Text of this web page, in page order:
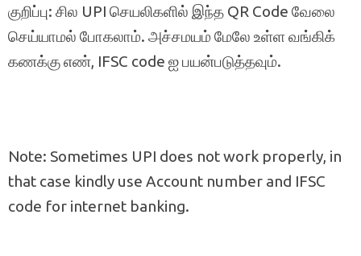
குறிப்பு: சில UPI செயலிகளில் இந்த QR Code வேலை
செய்யாமல் போகலாம். அச்சமயம் மேலே உள்ள வங்கிக்
கணக்கு எண், IFSC code ஐ பயன்படுத்தவும்.
Note: Sometimes UPI does not work properly, in
that case kindly use Account number and IFSC
code for internet banking.